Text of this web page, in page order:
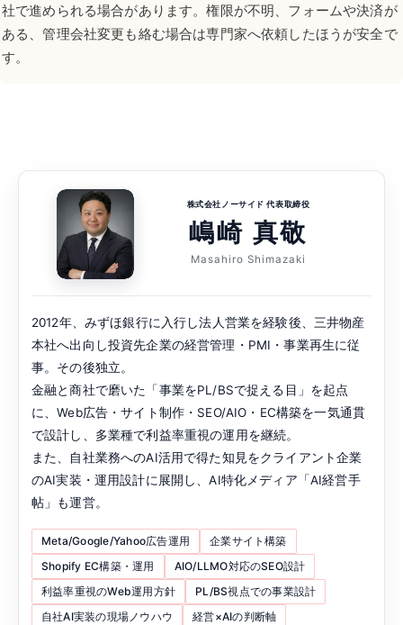
社で進められる場合があります。権限が不明、フォームや決済が
ある、管理会社変更も絡む場合は専門家へ依頼したほうが安全で
す。
株式会社ノーサイド 代表取締役
嶋崎 真敬
Masahiro Shimazaki
2012年、みずほ銀行に入行し法人営業を経験後、三井物産
本社へ出向し投資先企業の経営管理・PMI・事業再生に従
事。その後独立。
金融と商社で磨いた「事業をPL/BSで捉える目」を起点
に、Web広告・サイト制作・SEO/AIO・EC構築を一気通貫
で設計し、多業種で利益率重視の運用を継続。
また、自社業務へのAI活用で得た知見をクライアント企業
のAI実装・運用設計に展開し、AI特化メディア「AI経営手
帖」も運営。
Meta/Google/Yahoo広告運用
企業サイト構築
Shopify EC構築・運用
AIO/LLMO対応のSEO設計
利益率重視のWeb運用方針
PL/BS視点での事業設計
自社AI実装の現場ノウハウ
経営×AIの判断軸